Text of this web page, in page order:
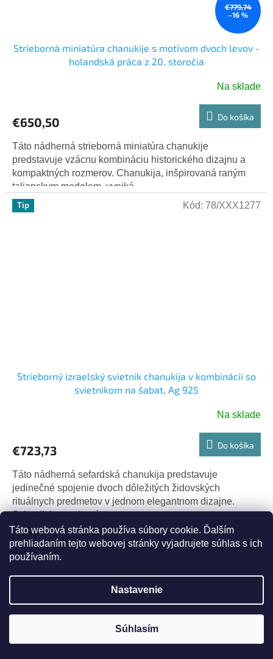
Táto webová stránka používa súbory cookie. Ďalším
prehliadaním tejto webovej stránky vyjadrujete súhlas s ich
používaním.
Nastavenie
Súhlasím
€779,74
–16 %
Strieborná miniatúra chanukije s motívom dvoch levov -
holandská práca z 20. storočia
Na sklade
€650,50 Do košíka
Táto nádherná strieborná miniatúra chanukije
predstavuje vzácnu kombináciu historického dizajnu a
kompaktných rozmerov. Chanukija, inšpirovaná raným
talianskym modelom, vyniká...
Tip
Strieborný izraelský svietnik chanukija v kombinácii so
svietnikom na šabat, Ag 925
Na sklade
€723,73 Do košíka
Táto nádherná sefardská chanukija predstavuje
jedinečné spojenie dvoch dôležitých židovských
rituálnych predmetov v jednom elegantnom dizajne.
Svietnik je vyrobený z...
Kód: 78/XXX1277
Kód:78/XXX1275